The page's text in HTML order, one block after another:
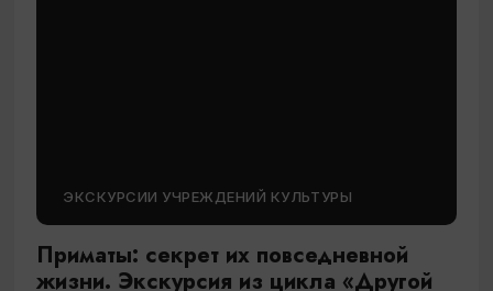
ЭКСКУРСИИ УЧРЕЖДЕНИЙ КУЛЬТУРЫ
Приматы: секрет их повседневной
жизни. Экскурсия из цикла «Другой